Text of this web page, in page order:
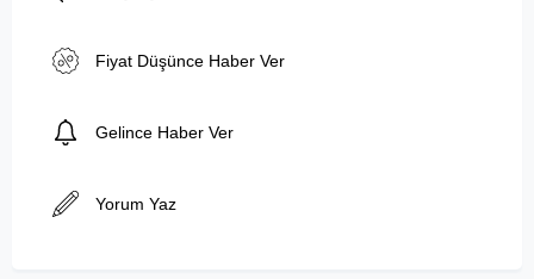
Fiyat Düşünce Haber Ver
Gelince Haber Ver
Yorum Yaz